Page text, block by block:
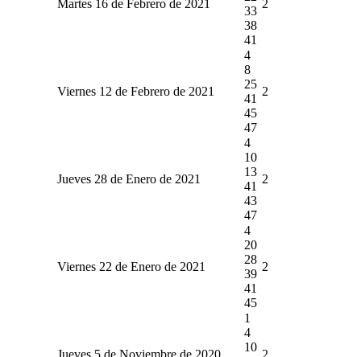
Martes 16 de Febrero de 2021
33
38
41
2
Viernes 12 de Febrero de 2021
4
8
25
41
45
47
2
Jueves 28 de Enero de 2021
4
10
13
41
43
47
2
Viernes 22 de Enero de 2021
4
20
28
39
41
45
2
Jueves 5 de Noviembre de 2020
1
4
10
2